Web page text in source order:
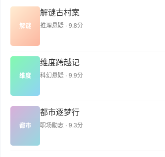
解谜
解谜古村案
推理悬疑 · 9.8分
维度
维度跨越记
科幻悬疑 · 9.9分
都市
都市逐梦行
职场励志 · 9.3分